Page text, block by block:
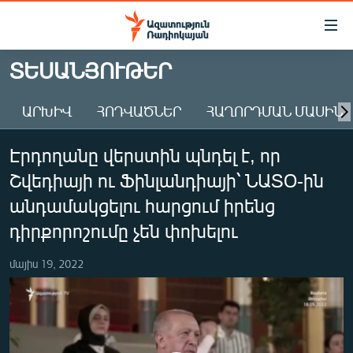
Մատչելիության
Անցնել
հիմնական
Անցնել
հիմնական
մենյուին
Որոնում
ԱԶԱՏՈՒԹՅՈՒՆ TV
ՀԱՅԱՍՏԱՆ
ԸՆՏՐՈՒԹՅՈՒՆՆԵՐ 2026
ԻՐԱՎՈՒՆՔ
ՀԱՍԱՐԱԿՈՒԹՅՈՒՆ
ՂԱՐԱԲԱՂ
ՊԱՏԵՐԱԶՄԻ 6 ՇԱԲԱԹՆԵՐԸ
ՏԱՐԱԾԱՇՐՋԱՆ
ՏԵՍԱՆՅՈՒԹԵՐ
ԱՐԽԻՎ ՀՈԴՎԱԾՆԵՐ ՀԱՂՈՐԴՄԱՆ ՄԱՍԻՆ
Էրդողանը վերստին պնդել է, որ
Շվեդիայի ու Ֆինլանդիայի՝ ՆԱՏՕ-ին
անդամակցելու հարցում իրենց
դիրքորոշումը չեն փոխելու
մայիս 19, 2022